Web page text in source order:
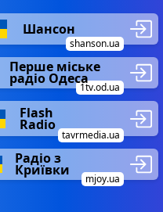
Шансон
shanson.ua
Перше міське
радіо Одеса
1tv.od.ua
Flash
Radio
tavrmedia.ua
Радіо з
Криївки
mjoy.ua